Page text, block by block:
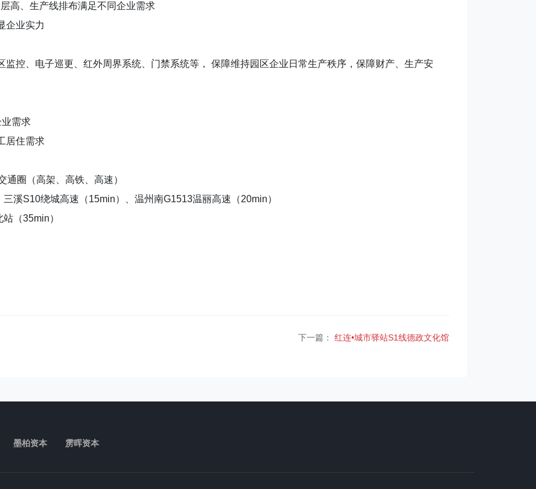
高、生产线排布满足不同企业需求
企业实力
控、电子巡更、红外周界系统、门禁系统等， 保障维持园区企业日常生产秩序，保障财产、生产安
需求
居住需求
圈（高架、高铁、高速）
溪S10绕城高速（15min）、温州南G1513温丽高速（20min）
（35min）
下一篇： 红连•城市驿站S1线德政文化馆
墨柏资本 雳晖资本